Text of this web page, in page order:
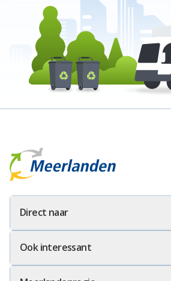
Meerlanden Logo
Direct naar
Ook interessant